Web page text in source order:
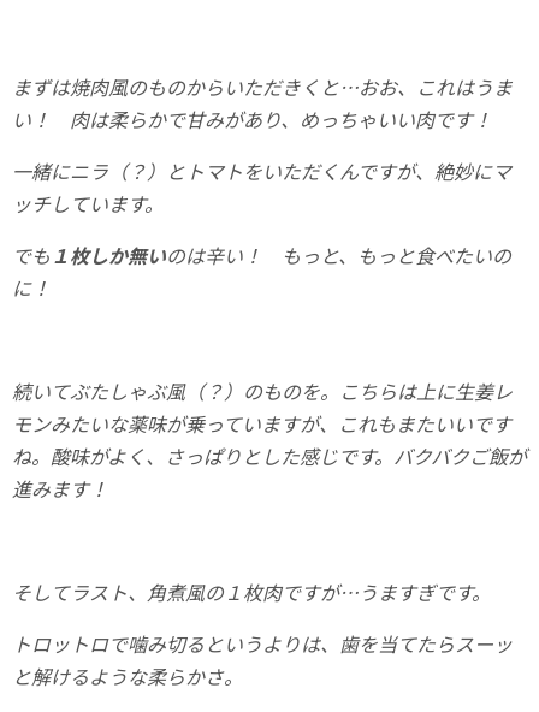
まずは焼肉風のものからいただきくと…おお、これはうま
い！ 肉は柔らかで甘みがあり、めっちゃいい肉です！
一緒にニラ（？）とトマトをいただくんですが、絶妙にマ
ッチしています。
でも１枚しか無いのは辛い！ もっと、もっと食べたいの
に！
続いてぶたしゃぶ風（？）のものを。こちらは上に生姜レ
モンみたいな薬味が乗っていますが、これもまたいいです
ね。酸味がよく、さっぱりとした感じです。バクバクご飯が
進みます！
そしてラスト、角煮風の１枚肉ですが…うますぎです。
トロットロで噛み切るというよりは、歯を当てたらスーッ
と解けるような柔らかさ。